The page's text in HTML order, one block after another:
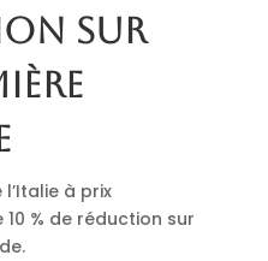
sur
à prix
% de réduction sur